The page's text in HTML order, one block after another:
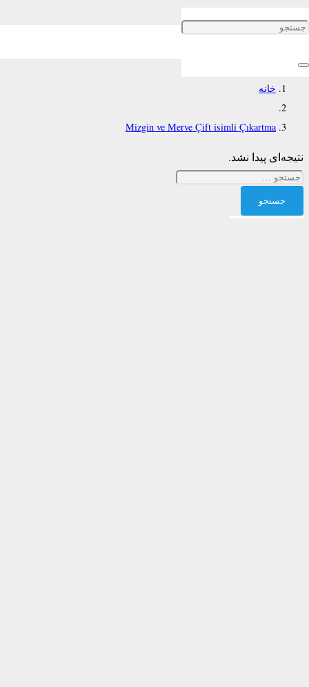
Mizgin ve Merve Çift isimli
Çıkartma
خانه
Mizgin ve Merve Çift isimli Çıkartma
نتیجه‌ای پیدا نشد.
جستجو